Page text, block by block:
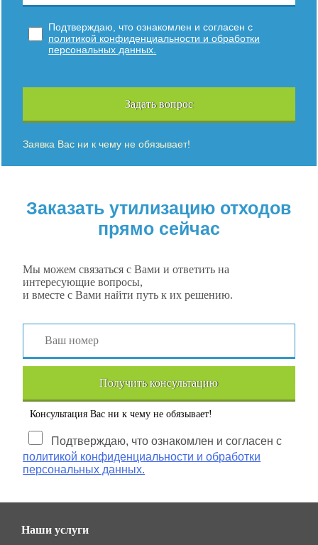
Подтверждаю, что ознакомлен и согласен с
политикой конфиденциальности и обработки
персональных данных.
Задать вопрос
Заявка Вас ни к чему не обязывает!
Заказать утилизацию отходов
прямо сейчас
Мы можем связаться с Вами и ответить на
интересующие вопросы,
и вместе с Вами найти путь к их решению.
Получить консультацию
Консультация Вас ни к чему не обязывает!
Подтверждаю, что ознакомлен и согласен с
политикой конфиденциальности и обработки
персональных данных.
Наши услуги